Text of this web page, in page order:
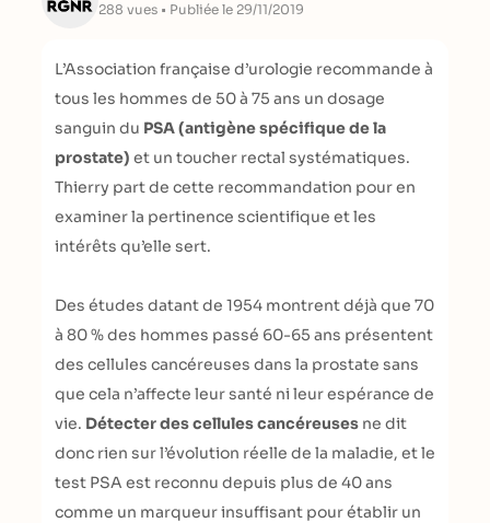
288 vues • Publiée le 29/11/2019
L’Association française d’urologie recommande à
tous les hommes de 50 à 75 ans un dosage
sanguin du PSA (antigène spécifique de la
prostate) et un toucher rectal systématiques.
Thierry part de cette recommandation pour en
examiner la pertinence scientifique et les
intérêts qu’elle sert.
Des études datant de 1954 montrent déjà que 70
à 80 % des hommes passé 60-65 ans présentent
des cellules cancéreuses dans la prostate sans
que cela n’affecte leur santé ni leur espérance de
vie. Détecter des cellules cancéreuses ne dit
donc rien sur l’évolution réelle de la maladie, et le
test PSA est reconnu depuis plus de 40 ans
comme un marqueur insuffisant pour établir un